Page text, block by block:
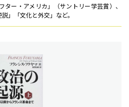
ター・アメリカ」（サントリー学芸賞）、
」「文化と外交」など。